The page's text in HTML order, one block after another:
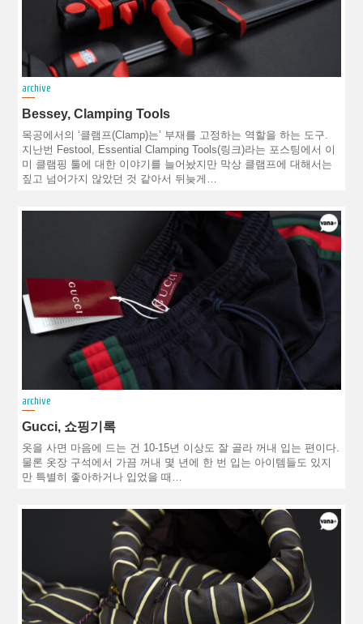
archive
Bessey, Clamping Tools
목공에서의 ‘클램프(Clamp)는’ 부재를 고정하는 역할을 하는 도구.
지난번 Festool, Essential Clamping Tools(링크)라는 포스팅에서 이
미 클램핑 툴에 대한 이야기를 늘어놨지만 막상 클램프에 대해서는
짚고 넘어가지 않았던 것 같아서 뒤늦게…
archive
Gucci, 쇼핑기록
옷을 사면 마음에 드는 건 10-15년 이상도 잘 골라 꺼내 입는 편이다.
물론 옷장 구석에서 가끔 꺼내 몇 년에 한 번 입는 아이템들도 있지
만 특별히 좋아하거나 입었을 때…